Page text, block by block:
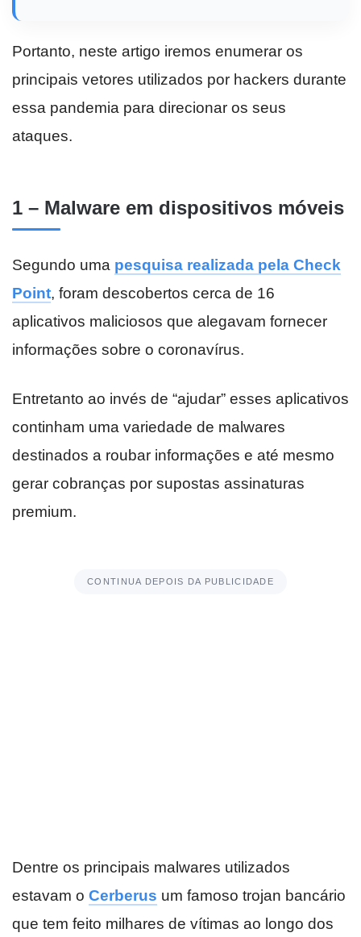
Portanto, neste artigo iremos enumerar os
principais vetores utilizados por hackers durante
essa pandemia para direcionar os seus
ataques.
1 – Malware em dispositivos móveis
Segundo uma pesquisa realizada pela Check
Point, foram descobertos cerca de 16
aplicativos maliciosos que alegavam fornecer
informações sobre o coronavírus.
Entretanto ao invés de “ajudar” esses aplicativos
continham uma variedade de malwares
destinados a roubar informações e até mesmo
gerar cobranças por supostas assinaturas
premium.
CONTINUA DEPOIS DA PUBLICIDADE
Dentre os principais malwares utilizados
estavam o Cerberus um famoso trojan bancário
que tem feito milhares de vítimas ao longo dos